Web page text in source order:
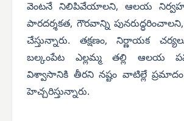
వెంటనే నిలిపివేయాలని, ఆలయ
పారదర్శకత, గౌరవాన్ని పునరుద్ధరించాలని,
చేస్తున్నారు. తక్షణం, నిర్ణాయక
బల్కంపేట ఎల్లమ్మ తల్లి ఆలయ
విశ్వాసానికి తీరని నష్టం వాటిల్లే ప్రమాదం
హెచ్చరిస్తున్నారు.